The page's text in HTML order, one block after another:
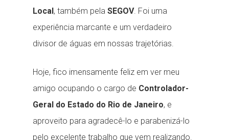
Local, também pela SEGOV. Foi uma
experiência marcante e um verdadeiro
divisor de águas em nossas trajetórias.
Hoje, fico imensamente feliz em ver meu
amigo ocupando o cargo de Controlador-
Geral do Estado do Rio de Janeiro, e
aproveito para agradecê-lo e parabenizá-lo
pelo excelente trabalho que vem realizando.